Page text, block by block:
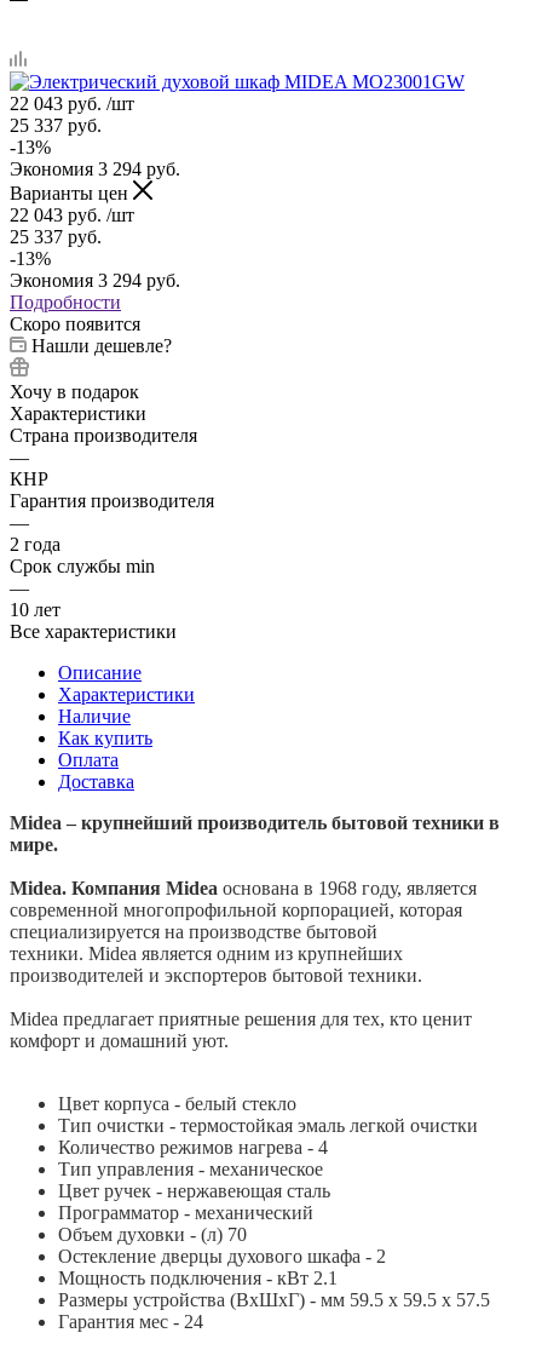
22 043 руб. /шт
25 337 руб.
-13%
Экономия 3 294 руб.
Варианты цен
22 043 руб. /шт
25 337 руб.
-13%
Экономия 3 294 руб.
Подробности
Скоро появится
Нашли дешевле?
Хочу в подарок
Характеристики
Страна производителя
—
КНР
Гарантия производителя
—
2 года
Срок службы min
—
10 лет
Все характеристики
Описание
Характеристики
Наличие
Как купить
Оплата
Доставка
Midea – крупнейший производитель бытовой техники в
мире.
Midea. Компания Midea основана в 1968 году, является
современной многопрофильной корпорацией, которая
специализируется на производстве бытовой
техники. Midea является одним из крупнейших
производителей и экспортеров бытовой техники.
Midea предлагает приятные решения для тех, кто ценит
комфорт и домашний уют.
Цвет корпуса - белый стекло
Тип очистки - термостойкая эмаль легкой очистки
Количество режимов нагрева - 4
Тип управления - механическое
Цвет ручек - нержавеющая сталь
Программатор - механический
Объем духовки - (л) 70
Остекление дверцы духового шкафа - 2
Мощность подключения - кВт 2.1
Размеры устройства (ВхШхГ) - мм 59.5 х 59.5 х 57.5
Гарантия мес - 24